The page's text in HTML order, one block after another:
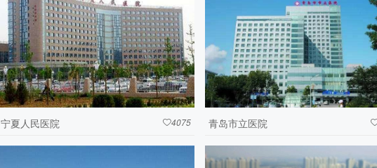
宁夏人民医院 4075 青岛市立医院